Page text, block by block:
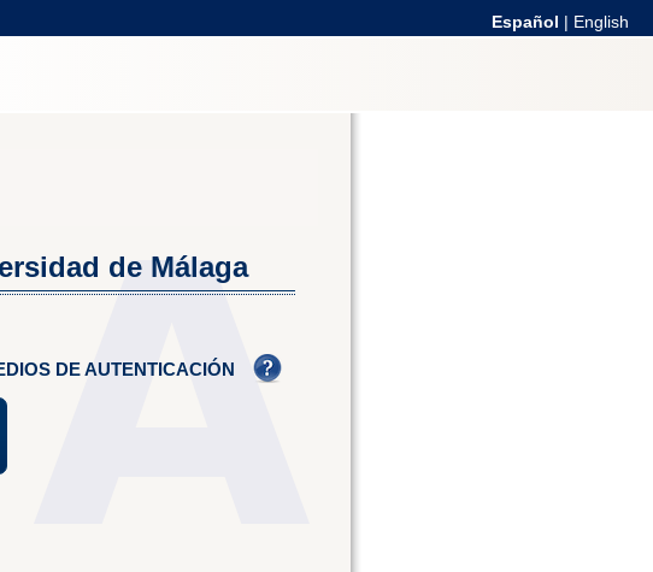
Español | English
de Málaga
DE AUTENTICACIÓN